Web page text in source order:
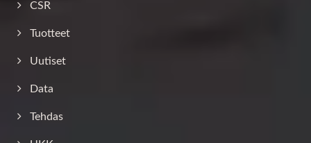
CSR
Tuotteet
Uutiset
Data
Tehdas